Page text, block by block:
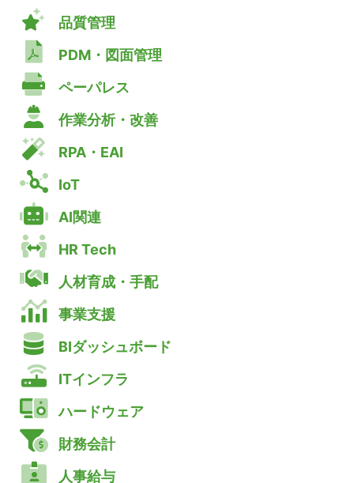
品質管理
PDM・図面管理
ペーパレス
作業分析・改善
RPA・EAI
IoT
AI関連
HR Tech
人材育成・手配
事業支援
BIダッシュボード
ITインフラ
ハードウェア
財務会計
人事給与